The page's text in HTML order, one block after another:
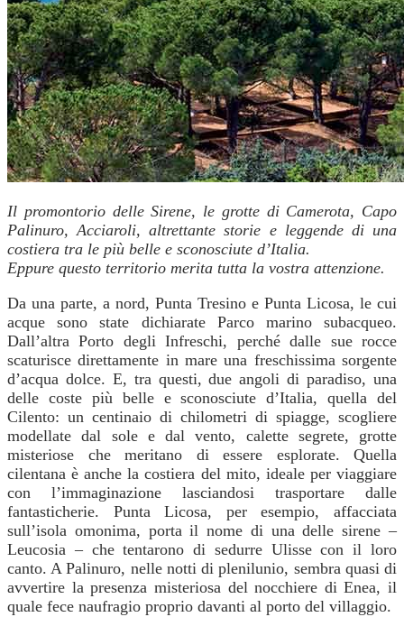
Il promontorio delle Sirene, le grotte di Camerota, Capo
Palinuro, Acciaroli, altrettante storie e leggende di una
costiera tra le più belle e sconosciute d’Italia.
Eppure questo territorio merita tutta la vostra attenzione.
Da una parte, a nord, Punta Tresino e Punta Licosa, le cui
acque sono state dichiarate Parco marino subacqueo.
Dall’altra Porto degli Infreschi, perché dalle sue rocce
scaturisce direttamente in mare una freschissima sorgente
d’acqua dolce. E, tra questi, due angoli di paradiso, una
delle coste più belle e sconosciute d’Italia, quella del
Cilento: un centinaio di chilometri di spiagge, scogliere
modellate dal sole e dal vento, calette segrete, grotte
misteriose che meritano di essere esplorate. Quella
cilentana è anche la costiera del mito, ideale per viaggiare
con l’immaginazione lasciandosi trasportare dalle
fantasticherie. Punta Licosa, per esempio, affacciata
sull’isola omonima, porta il nome di una delle sirene –
Leucosia – che tentarono di sedurre Ulisse con il loro
canto. A Palinuro, nelle notti di plenilunio, sembra quasi di
avvertire la presenza misteriosa del nocchiere di Enea, il
quale fece naufragio proprio davanti al porto del villaggio.